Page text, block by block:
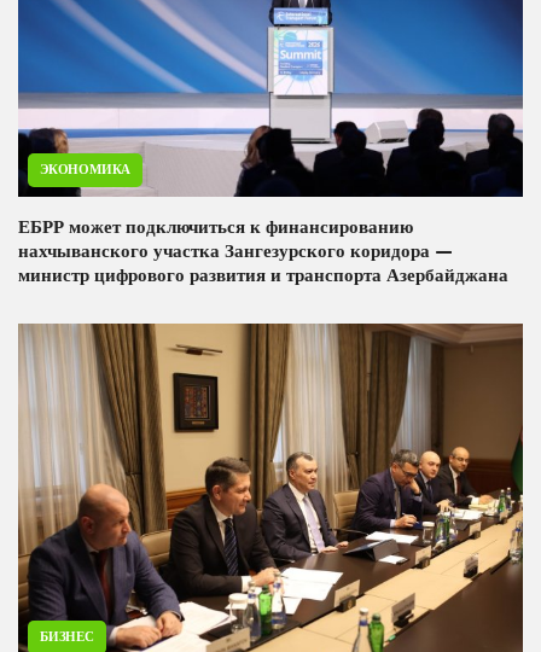
ЭКОНОМИКА
ЕБРР может подключиться к финансированию
нахчыванского участка Зангезурского коридора —
министр цифрового развития и транспорта Азербайджана
БИЗНЕС